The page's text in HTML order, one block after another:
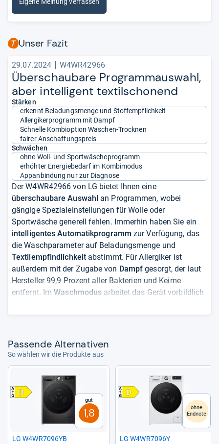
Eigene Meinung verfassen
Unser Fazit
29.07.2024 W4WR42966
Über­schau­bare Pro­gram­m­aus­wahl,
aber intel­li­gent tex­til­scho­nend
Stärken
erkennt Beladungsmenge und Stoffempflichkeit
Allergikerprogramm mit Dampf
Schnelle Kombioption Waschen-Trocknen
fairer Anschaffungspreis
Schwächen
ohne Woll- und Sportwäscheprogramm
erhöhter Energiebedarf im Kombimodus
Appanbindung nur zur Diagnose
Der W4WR42966 von LG bietet Ihnen eine
überschaubare Auswahl an Programmen, wobei
gängige Spezialeinstellungen für Wolle oder
Sportwäsche generell fehlen. Immerhin haben Sie ein
intelligentes Automatikprogramm zur Verfügung, das
die Waschparameter auf Beladungsmenge und
Textilempfindlichkeit abstimmt. Für Allergiker ist
außerdem mit der Zugabe von Dampf gesorgt, der laut
Hersteller 99,9 Prozent aller Bakterien und Keime
entfernt. ImWaschmodus arbeitet das Gerät vorbildlich
bei den meisten Kollegen. Positiv: Bis zu 4 kg Beladung
aus der Maschine nehmen, wenn Sie die „
Option mit multibeweglichen Düsen nutzen. Eine
lediglich eineFehlerdiagnose per App durchführen.
von Marguerita Fuller
Pas­sende Alter­na­ti­ven
So wählen wir die Produkte aus
Gut
1,8
LG W4WR7096YB
ohne
Endnote
LG W4WR7096Y